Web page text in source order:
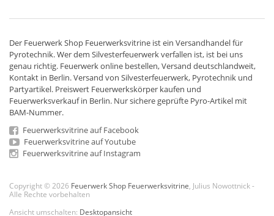
Der Feuerwerk Shop Feuerwerksvitrine ist ein Versandhandelfür
Pyrotechnik. Wer dem Silvesterfeuerwerk verfallen ist, ist bei uns
genau richtig. Feuerwerk online bestellen,Versand deutschlandweit,
Kontakt in Berlin. Versand von Silvesterfeuerwerk, Pyrotechnik und
Partyartikel. Preiswert Feuerwerkskörper kaufen und
Feuerwerksverkauf in Berlin. Nur sichere geprüfte Pyro-Artikel mit
BAM-Nummer.
Feuerwerksvitrine auf Facebook
Feuerwerksvitrine auf Youtube
Feuerwerksvitrine auf Instagram
Copyright © 2026 Feuerwerk Shop Feuerwerksvitrine , Julius Nowottnick -
Alle Rechte vorbehalten
Ansicht umschalten: Desktopansicht